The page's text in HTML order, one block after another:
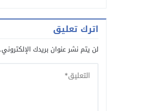
اترك تعليق
لن يتم نشر عنوان بريدك الإلكتروني.